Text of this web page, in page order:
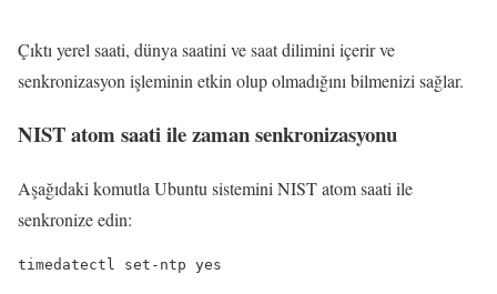
Çıktı yerel saati, dünya saatini ve saat dilimini içerir ve
senkronizasyon işleminin etkin olup olmadığını bilmenizi sağlar.
NIST atom saati ile zaman senkronizasyonu
Aşağıdaki komutla Ubuntu sistemini NIST atom saati ile
senkronize edin:
timedatectl set-ntp yes